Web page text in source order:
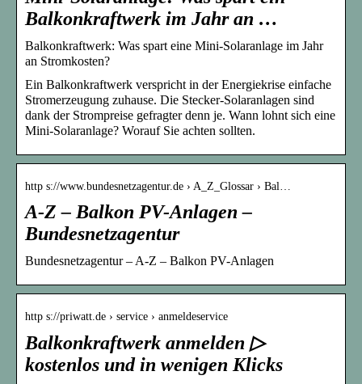
Balkonkraftwerk im Jahr an …
Balkonkraftwerk: Was spart eine Mini-Solaranlage im Jahr
an Stromkosten?
Ein Balkonkraftwerk verspricht in der Energiekrise einfache
Stromerzeugung zuhause. Die Stecker-Solaranlagen sind
dank der Strompreise gefragter denn je. Wann lohnt sich eine
Mini-Solaranlage? Worauf Sie achten sollten.
http s://www.bundesnetzagentur.de › A_Z_Glossar › Bal…
A-Z – Balkon PV-Anlagen –
Bundesnetzagentur
Bundesnetzagentur – A-Z – Balkon PV-Anlagen
http s://priwatt.de › service › anmeldeservice
Balkonkraftwerk anmelden ▷
kostenlos und in wenigen Klicks